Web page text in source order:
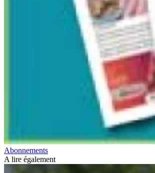
Abonnements
A lire également